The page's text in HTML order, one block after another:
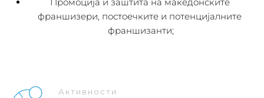
франшизери, постоечките и потенцијалните
франшизанти;
Активности